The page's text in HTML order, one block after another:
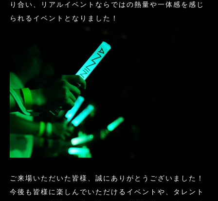
り合い、リアルイベントならではの熱量や一体感を感じ
られるイベントとなりました！
ご来場いただいた皆様、誠にありがとうございました！
今後も皆様に楽しんでいただけるイベントや、タレント